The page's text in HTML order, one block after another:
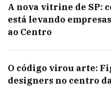
A nova vitrine de SP:
está levando
ao Centro
O código virou arte:
designers no centro